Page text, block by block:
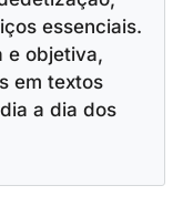
essenciais.
e objetiva,
em textos
a dia dos